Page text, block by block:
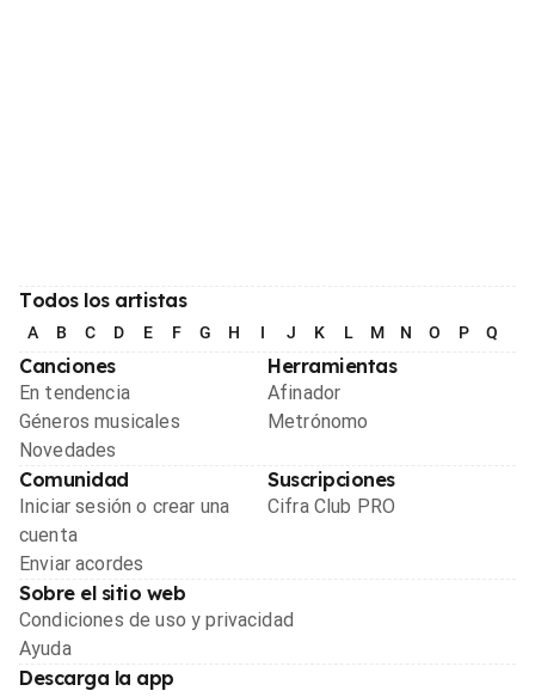
Todos los artistas
A B C D E F G H I J K L M N O P Q
Canciones
En tendencia
Géneros musicales
Novedades
Herramientas
Afinador
Metrónomo
Comunidad
Iniciar sesión o crear una
cuenta
Enviar acordes
Suscripciones
Cifra Club PRO
Sobre el sitio web
Condiciones de uso y privacidad
Ayuda
Descarga la app